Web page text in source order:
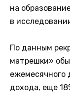
на
в
По данным
матрешки»
ежемесячного
дохода, еще